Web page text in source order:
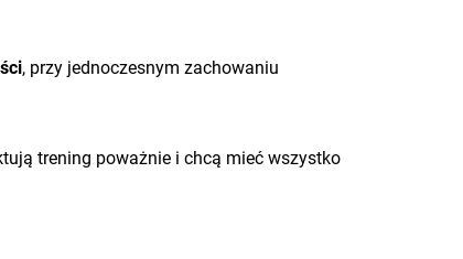
, przy jednoczesnym zachowaniu
trening poważnie i chcą mieć wszystko